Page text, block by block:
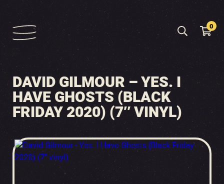
0
DAVID GILMOUR – YES. I
HAVE GHOSTS (BLACK
FRIDAY 2020) (7″ VINYL)